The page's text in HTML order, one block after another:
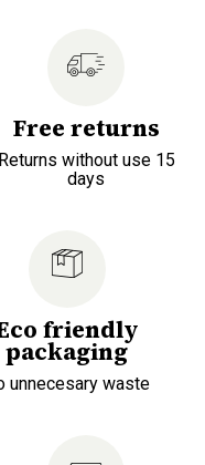
Free returns
Returns without use 15
days
friendly
packaging
unnecesary waste